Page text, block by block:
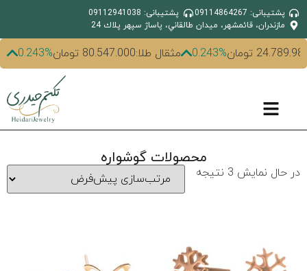
پشتیبانی: 09114864267
پشتیبانی: 09112941038
مازندران، قائمشهر، ميدان طالقاني، پاساژ سپهر پلاك 24
تومان 0.243% مثقال طلا:80.547.000 تومان 0.243%
محصولات گوشواره
در حال نمایش 3 نتیجه